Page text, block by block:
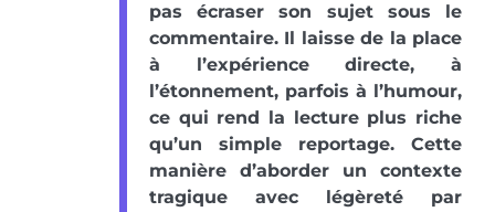
pas écraser son sujet sous le
commentaire. Il laisse de la place
à l’expérience directe, à
l’étonnement, parfois à l’humour,
ce qui rend la lecture plus riche
qu’un simple reportage. Cette
manière d’aborder un contexte
tragique avec légèreté par